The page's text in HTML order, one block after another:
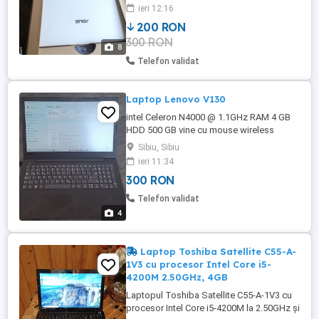
8
primit la cumpărarea interfeței de la o
firmă autorizată și specializată în vânzarea
acestor produse originale . Bateria de la
laptop ține peste 4.30 ore cum se vede ...
ieri 12:16
200 RON
300 RON
Telefon validat
4
Laptop Lenovo V130
intel Celeron N4000 @ 1.1GHz RAM 4 GB
HDD 500 GB vine cu mouse wireless
cadouSibiu, Sibiu
ieri 11:34
300 RON
Telefon validat
Laptop Toshiba Satellite C55-A-
1V3 cu procesor Intel Core i5-
4200M 2.50GHz, 4GB
Laptopul Toshiba Satellite C55-A-1V3 cu
procesor Intel Core i5-4200M la 2.50GHz și